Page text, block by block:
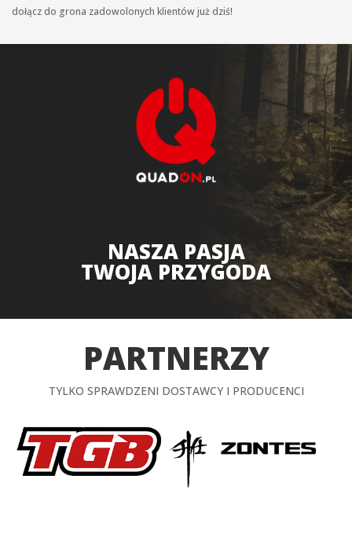
dołącz do grona zadowolonych klientów już dziś!
NASZA PASJA
TWOJA PRZYGODA
PARTNERZY
TYLKO SPRAWDZENI DOSTAWCY I PRODUCENCI